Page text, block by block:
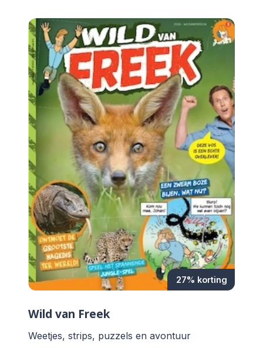
27% korting
Wild van Freek
Weetjes, strips, puzzels en avontuur